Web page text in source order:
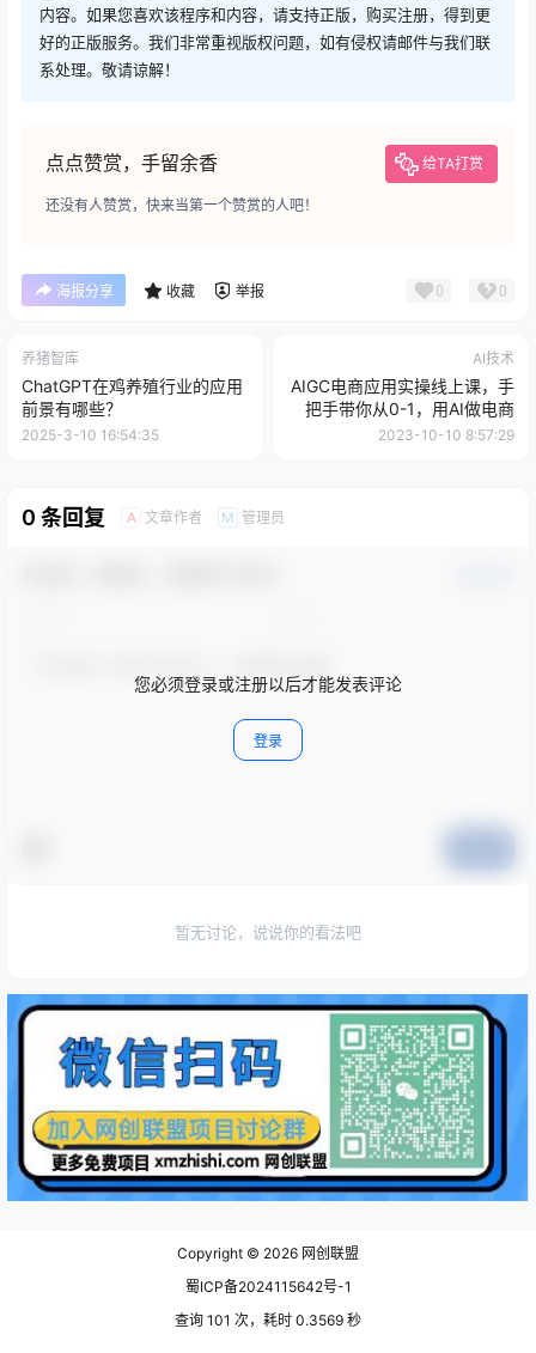
内容。如果您喜欢该程序和内容，请支持正版，购买注册，得到更
好的正版服务。我们非常重视版权问题，如有侵权请邮件与我们联
系处理。敬请谅解！
点点赞赏，手留余香 给TA打赏
还没有人赞赏，快来当第一个赞赏的人吧！
海报分享 收藏 举报 0 0
养猪智库
ChatGPT在鸡养殖行业的应用
前景有哪些？
2025-3-10 16:54:35
AI技术
AIGC电商应用实操线上课，手
把手带你从0-1，用AI做电商
2023-10-10 8:57:29
0 条回复 A 文章作者 M 管理员
您必须登录或注册以后才能发表评论
登录
暂无讨论，说说你的看法吧
Copyright © 2026 网创联盟
蜀ICP备2024115642号-1
查询 101 次，耗时 0.3569 秒